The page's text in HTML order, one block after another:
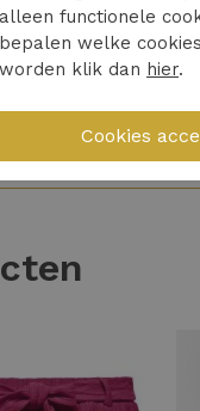
Luxueus
alleen functionele
bepalen welke
worden klik dan hier.